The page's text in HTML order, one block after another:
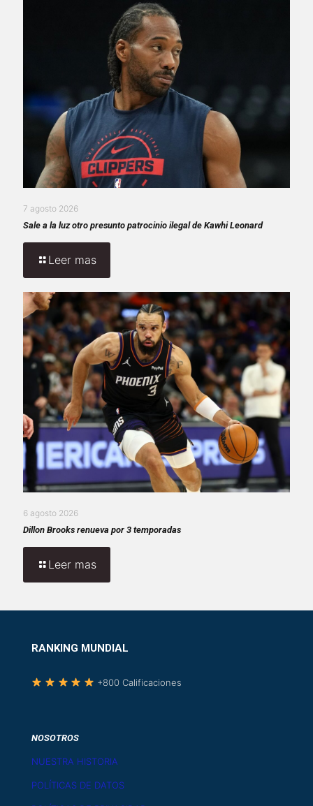
7 agosto 2026
Sale a la luz otro presunto patrocinio ilegal de Kawhi Leonard
Leer mas
6 agosto 2026
Dillon Brooks renueva por 3 temporadas
Leer mas
RANKING MUNDIAL
+800 Calificaciones
NOSOTROS
NUESTRA HISTORIA
POLÍTICAS DE DATOS